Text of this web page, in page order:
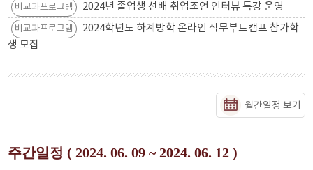
비교과프로그램 2024년 졸업생 선배 취업조언 인터뷰 특강 운영
비교과프로그램
2024학년도 하계방학 온라인 직무부트캠프 참가학
생 모집
월간일정 보기
주간일정 ( 2024. 06. 09 ~ 2024. 06. 12 )